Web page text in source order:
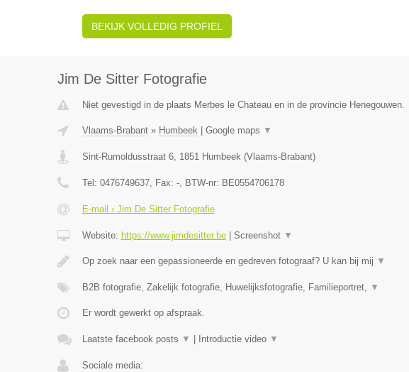
BEKIJK VOLLEDIG PROFIEL
Jim De Sitter Fotografie
Niet gevestigd in de plaats Merbes le Chateau en in de provincie Henegouwen.
Vlaams-Brabant» Humbeek| Google maps ▼
Sint-Rumoldusstraat 6, 1851 Humbeek(Vlaams-Brabant)
Tel: 0476749637, Fax: -, BTW-nr: BE0554706178
E-mail › Jim De Sitter Fotografie
Website: https://www.jimdesitter.be| Screenshot ▼
Op zoek naar een gepassioneerde en gedreven fotograaf? U kan bij mij ▼
B2B fotografie, Zakelijk fotografie, Huwelijksfotografie, Familieportret, ▼
Er wordt gewerkt op afspraak.
Laatste facebook posts ▼ Introductie video ▼
Sociale media: